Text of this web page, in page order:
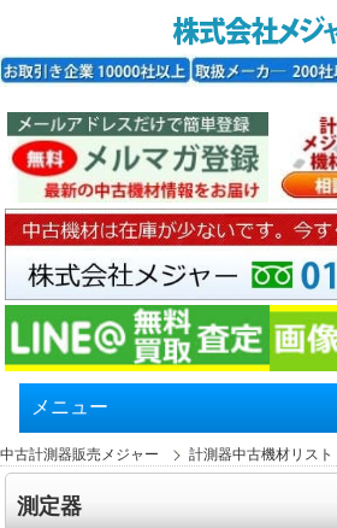
メニュー
中古計測器販売メジャー 計測器中古機材リスト
測定器